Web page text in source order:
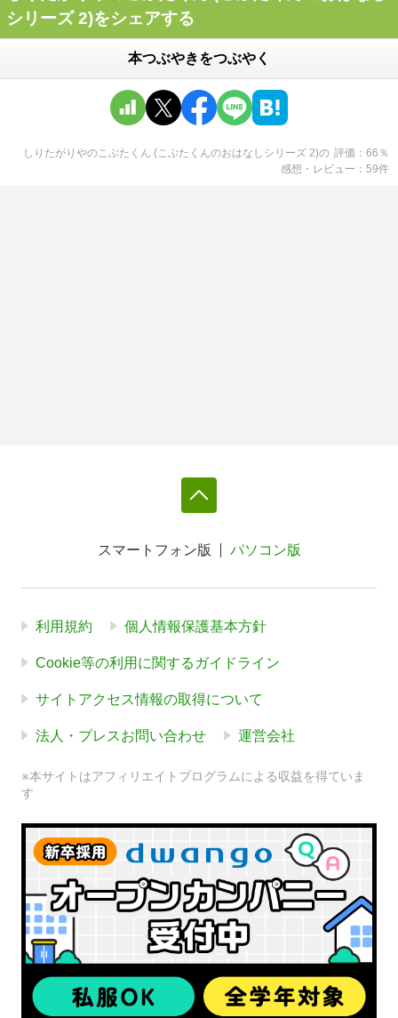
シリーズ 2)をシェアする
本つぶやきをつぶやく
しりたがりやのこぶたくん (こぶたくんのおはなしシリーズ 2)の 評価 66 ％
感想・レビュー
59件
スマートフォン版 パソコン版
利用規約 個人情報保護基本方針
Cookie等の利用に関するガイドライン
サイトアクセス情報の取得について
法人・プレスお問い合わせ 運営会社
※本サイトはアフィリエイトプログラムによる収益を得ていま
す